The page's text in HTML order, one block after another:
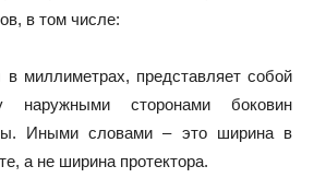
в том числе:
миллиметрах, представляет собой
наружными сторонами боковин
Иными словами – это ширина в
а не ширина протектора.